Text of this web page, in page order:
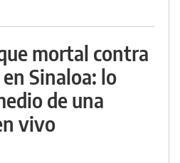
mortal contra
Sinaloa: lo
de una
vivo